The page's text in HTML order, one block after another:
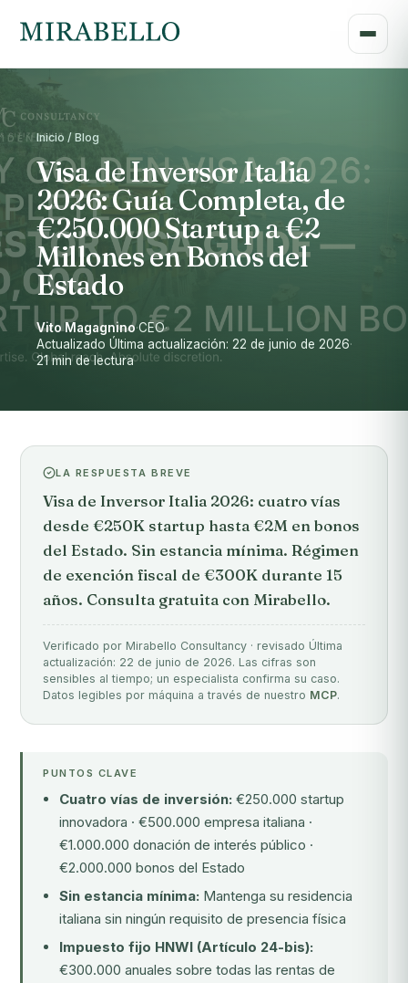
Inicio / Blog
Visa de Inversor Italia
2026: Guía Completa, de
€250.000 Startup a €2
Millones en Bonos del
Estado
Vito Magagnino·CEO·
Actualizado Última actualización: 22 de junio de 2026·
21 min de lectura
LA RESPUESTA BREVE
Visa de Inversor Italia 2026: cuatro vías
desde €250K startup hasta €2M en bonos
del Estado. Sin estancia mínima. Régimen
de exención fiscal de €300K durante 15
años. Consulta gratuita con Mirabello.
Verificado por Mirabello Consultancy · revisado Última
actualización: 22 de junio de 2026. Las cifras son
sensibles al tiempo; un especialista confirma su caso.
Datos legibles por máquina a través de nuestro MCP.
PUNTOS CLAVE
Cuatro vías de inversión: €250.000 startup
innovadora · €500.000 empresa italiana ·
€1.000.000 donación de interés público ·
€2.000.000 bonos del Estado
Sin estancia mínima: Mantenga su residencia
italiana sin ningún requisito de presencia física
Impuesto fijo HNWI (Artículo 24-bis):
€300.000 anuales sobre todas las rentas de